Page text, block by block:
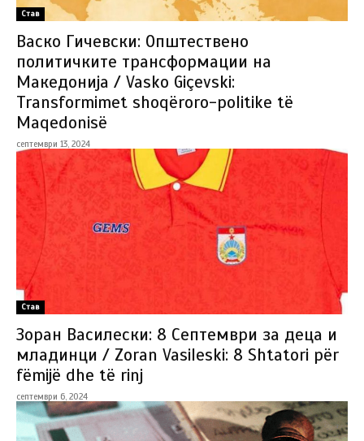
Став
Васко Гичевски: Општествено
политичките трансформации на
Македонија / Vasko Giçevski:
Transformimet shoqëroro-politike të
Maqedonisë
септември 13, 2024
Став
Зоран Василески: 8 Септември за деца и
младинци / Zoran Vasileski: 8 Shtatori për
fëmijë dhe të rinj
септември 6, 2024